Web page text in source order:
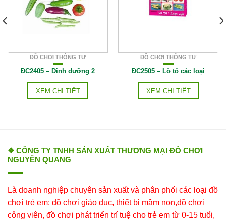
ĐỒ CHƠI THÔNG TƯ
ĐC2405 – Dinh dưỡng 2
XEM CHI TIẾT
ĐỒ CHƠI THÔNG TƯ
ĐC2505 – Lô tô các loại
XEM CHI TIẾT
❖ CÔNG TY TNHH SẢN XUẤT THƯƠNG MẠI ĐỒ CHƠI
NGUYÊN QUANG
Là doanh nghiệp chuyên sản xuất và phân phối các loại đồ
chơi trẻ em: đồ chơi giáo dục, thiết bị mầm non,đồ chơi
công viên, đồ chơi phát triển trí tuệ cho trẻ em từ 0-15 tuổi,